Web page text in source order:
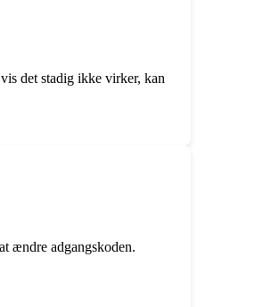
det stadig ikke virker, kan
ændre adgangskoden.